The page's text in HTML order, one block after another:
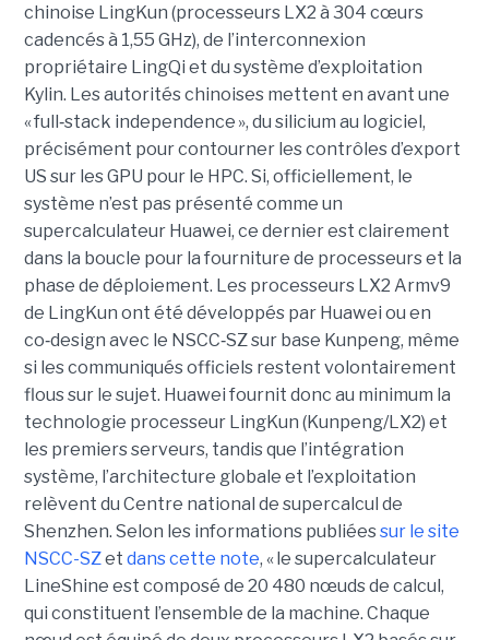
chinoise LingKun (processeurs LX2 à 304 cœurs
cadencés à 1,55 GHz), de l’interconnexion
propriétaire LingQi et du système d’exploitation
Kylin. Les autorités chinoises mettent en avant une
« full‑stack independence », du silicium au logiciel,
précisément pour contourner les contrôles d’export
US sur les GPU pour le HPC. Si, officiellement, le
système n’est pas présenté comme un
supercalculateur Huawei, ce dernier est clairement
dans la boucle pour la fourniture de processeurs et la
phase de déploiement. Les processeurs LX2 Armv9
de LingKun ont été développés par Huawei ou en
co‑design avec le NSCC‑SZ sur base Kunpeng, même
si les communiqués officiels restent volontairement
flous sur le sujet. Huawei fournit donc au minimum la
technologie processeur LingKun (Kunpeng/LX2) et
les premiers serveurs, tandis que l’intégration
système, l’architecture globale et l’exploitation
relèvent du Centre national de supercalcul de
Shenzhen. Selon les informations publiéessur le site
NSCC-SZet dans cette note, « le supercalculateur
LineShine est composé de 20 480 nœuds de calcul,
qui constituent l’ensemble de la machine. Chaque